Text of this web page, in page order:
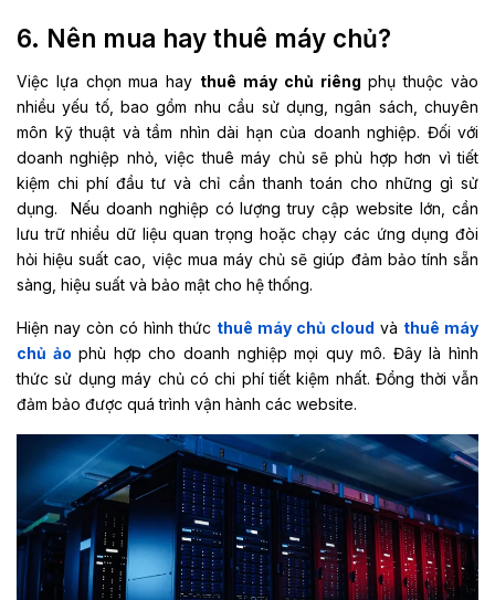
6. Nên mua hay thuê máy chủ?
Việc lựa chọn mua hay thuê máy chủ riêng phụ thuộc vào
nhiều yếu tố, bao gồm nhu cầu sử dụng, ngân sách, chuyên
môn kỹ thuật và tầm nhìn dài hạn của doanh nghiệp. Đối với
doanh nghiệp nhỏ, việc thuê máy chủ sẽ phù hợp hơn vì tiết
kiệm chi phí đầu tư và chỉ cần thanh toán cho những gì sử
dụng. Nếu doanh nghiệp có lượng truy cập website lớn, cần
lưu trữ nhiều dữ liệu quan trọng hoặc chạy các ứng dụng đòi
hỏi hiệu suất cao, việc mua máy chủ sẽ giúp đảm bảo tính sẵn
sàng, hiệu suất và bảo mật cho hệ thống.
Hiện nay còn có hình thức thuê máy chủ cloud và thuê máy
chủ ảo phù hợp cho doanh nghiệp mọi quy mô. Đây là hình
thức sử dụng máy chủ có chi phí tiết kiệm nhất. Đồng thời vẫn
đảm bảo được quá trình vận hành các website.